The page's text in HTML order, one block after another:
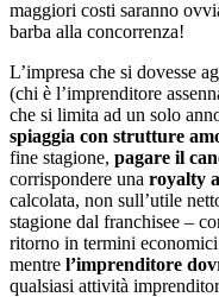
maggiori costi saranno
barba alla concorrenza!
L’impresa che si dovesse
(chi è l’imprenditore
che si limita ad un solo
spiaggia con strutture
fine stagione, pagare il
corrispondere una royalty
calcolata, non sull’utile
stagione dal franchisee –
ritorno in termini
mentre l’imprenditore
qualsiasi attività